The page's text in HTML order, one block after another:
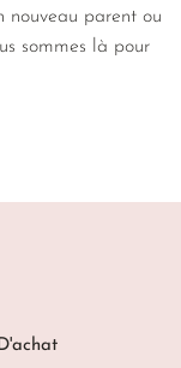
nouveau parent ou
sommes là pour